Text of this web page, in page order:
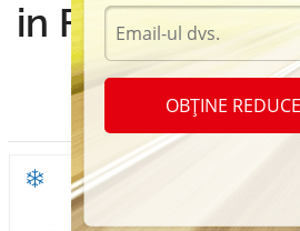
in Floresti
OBȚINE